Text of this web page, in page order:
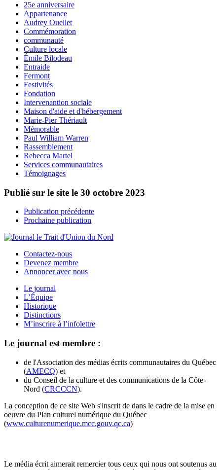
25e anniversaire
Appartenance
Audrey Ouellet
Commémoration
communauté
Culture locale
Émile Bilodeau
Entraide
Fermont
Festivités
Fondation
Intervenantion sociale
Maison d'aide et d'hébergement
Marie-Pier Thériault
Mémorable
Paul William Warren
Rassemblement
Rebecca Martel
Services communautaires
Témoignages
Publié sur le site le 30 octobre 2023
Publication précédente
Prochaine publication
Contactez-nous
Devenez membre
Annoncer avec nous
Le journal
L’Équipe
Historique
Distinctions
M’inscrire à l’infolettre
Le journal est membre :
de l'Association des médias écrits communautaires du Québec
(AMECQ) et
du Conseil de la culture et des communications de la Côte-
Nord (CRCCCN).
La conception de ce site Web s'inscrit de dans le cadre de la mise en
oeuvre du Plan culturel numérique du Québec
(www.culturenumerique.mcc.gouv.qc.ca)
Le média écrit aimerait remercier tous ceux qui nous ont soutenus au